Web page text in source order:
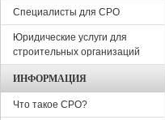
Специалисты для СРО
Юридические услуги для
строительных организаций
ИНФОРМАЦИЯ
Что такое СРО?